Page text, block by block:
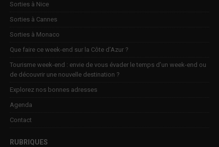
Sorties à Nice
Sorties à Cannes
Sorties à Monaco
Que faire ce week-end sur la Côte d’Azur ?
Tourisme week-end : envie de vous évader le temps d’un week-end ou
de découvrir une nouvelle destination ?
Explorez nos bonnes adresses
Agenda
Contact
RUBRIQUES